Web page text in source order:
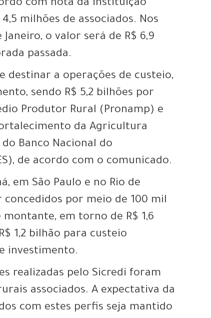
com nota da instituição
milhões de associados. Nos
o valor será de R$ 6,9
passada.
destinar a operações de custeio,
sendo R$ 5,2 bilhões por
Produtor Rural (Pronamp) e
da Agricultura
Banco Nacional do
de acordo com o comunicado.
em São Paulo e no Rio de
concedidos por meio de 100 mil
em torno de R$ 1,6
1,2 bilhão para custeio
investimento.
realizadas pelo Sicredi foram
associados. A expectativa da
com estes perfis seja mantido